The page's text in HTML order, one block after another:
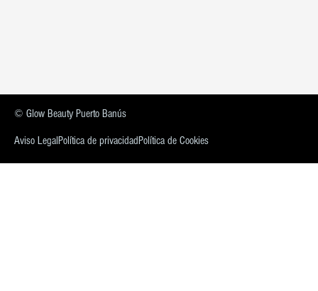
© Glow Beauty Puerto Banús
Aviso Legal Política de privacidadPolítica de Cookies